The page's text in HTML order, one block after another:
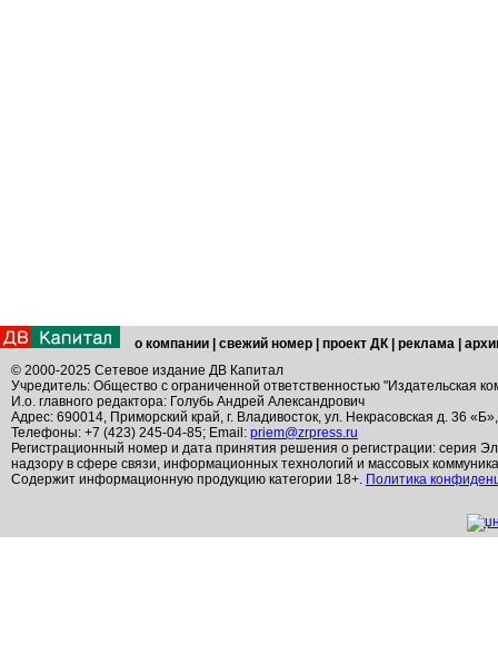
о компании свежий номер проект ДК реклама
© 2000-2025 Сетевое издание ДВ Капитал
Учредитель: Общество с ограниченной ответственностью "Издательская
И.о. главного редактора: Голубь Андрей Александрович
Адрес: 690014, Приморский край, г. Владивосток, ул. Некрасовская д. 36
Телефоны: +7 (423) 245-04-85; Email: priem@zrpress.ru
Регистрационный номер и дата принятия решения о регистрации: серия
надзору в сфере связи, информационных технологий и массовых
Содержит информационную продукцию категории 18+. Политика